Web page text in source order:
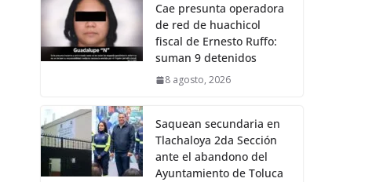
Cae presunta operadora
de red de huachicol
fiscal de Ernesto Ruffo:
suman 9 detenidos
8 agosto, 2026
Saquean secundaria en
Tlachaloya 2da Sección
ante el abandono del
Ayuntamiento de Toluca